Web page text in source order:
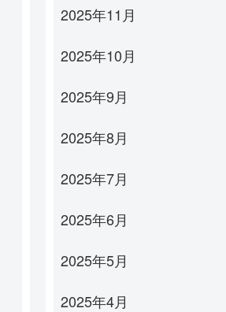
2025年11月
2025年10月
2025年9月
2025年8月
2025年7月
2025年6月
2025年5月
2025年4月